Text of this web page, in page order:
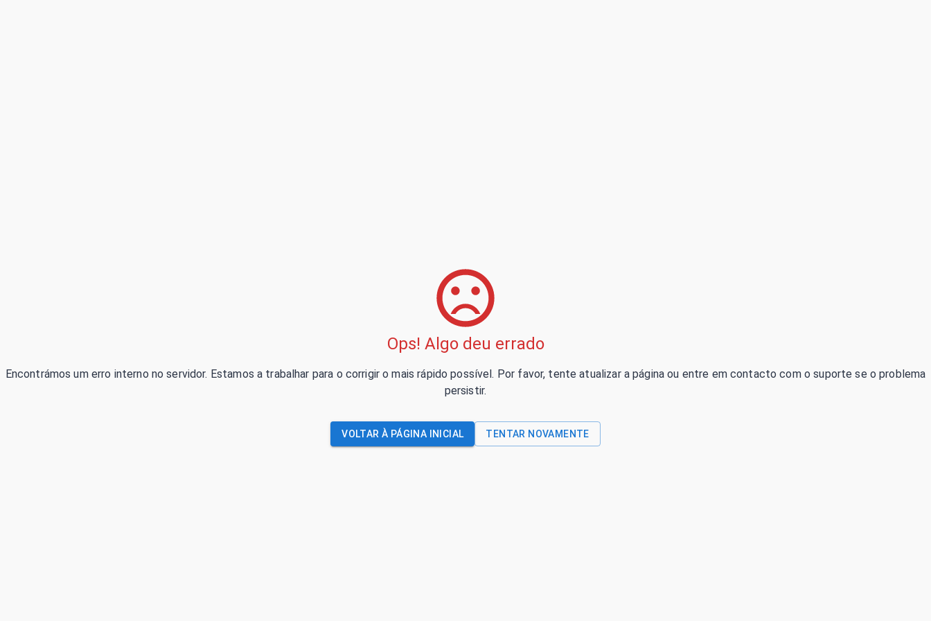
Ops! Algo deu errado
Encontrámos um erro interno no servidor. Estamos a trabalhar para o corrigir o mais rápido possível. Por favor, tente atualizar a página ou entre em contacto com o suporte se o problema
persistir.
VOLTAR À PÁGINA INICIAL TENTAR NOVAMENTE